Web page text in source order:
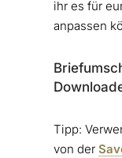
ihr es für
anpassen
Tipp:
von der